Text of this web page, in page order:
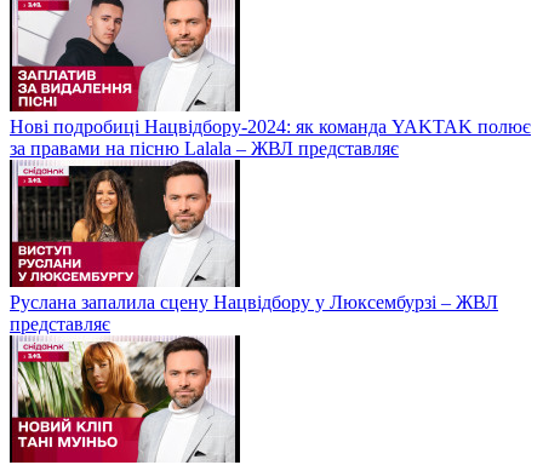
Нові подробиці Нацвідбору-2024: як команда YAKTAK полює
за правами на пісню Lalala – ЖВЛ представляє
Руслана запалила сцену Нацвідбору у Люксембурзі – ЖВЛ
представляє